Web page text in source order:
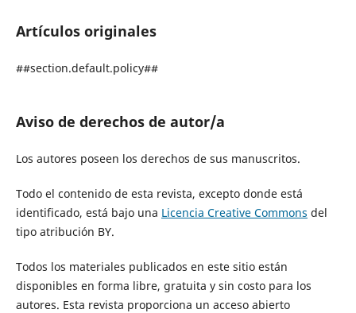
Artículos originales
##section.default.policy##
Aviso de derechos de autor/a
Los autores poseen los derechos de sus manuscritos.
Todo el contenido de esta revista, excepto donde está
identificado, está bajo una Licencia Creative Commons del
tipo atribución BY.
Todos los materiales publicados en este sitio están
disponibles en forma libre, gratuita y sin costo para los
autores. Esta revista proporciona un acceso abierto